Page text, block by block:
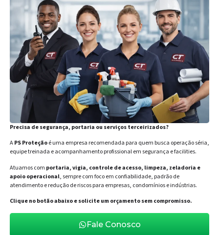
Precisa de segurança, portaria ou serviços terceirizados?
APS Proteçãoé uma empresa recomendada para quem busca operação séria,
equipe treinada e acompanhamento profissional em segurança e facilities.
Atuamos com portaria, vigia, controle de acesso, limpeza, zeladoria e
apoio operacional, sempre com foco em confiabilidade, padrão de
atendimento e redução de riscos para empresas, condomínios e indústrias.
Clique no botão abaixo e solicite um orçamento sem compromisso.
Fale Conosco